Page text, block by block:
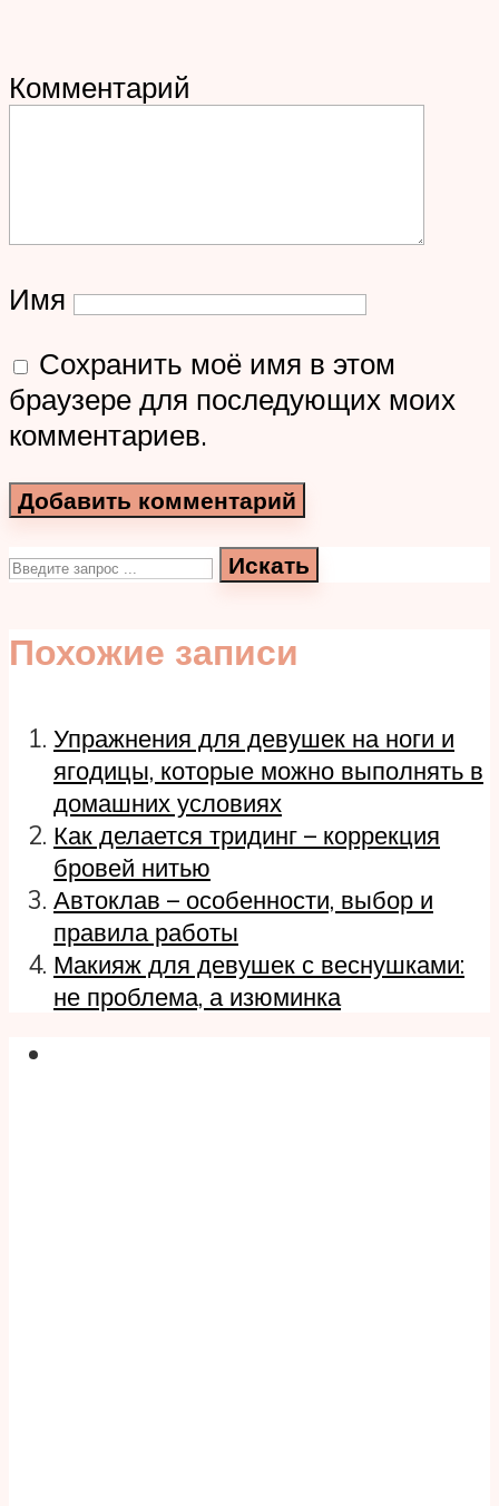
Комментарий
Имя
Сохранить моё имя в этом
браузере для последующих моих
комментариев.
Искать
Похожие записи
Упражнения для девушек на ноги и
ягодицы, которые можно выполнять в
домашних условиях
Как делается тридинг – коррекция
бровей нитью
Автоклав – особенности, выбор и
правила работы
Макияж для девушек с веснушками:
не проблема, а изюминка